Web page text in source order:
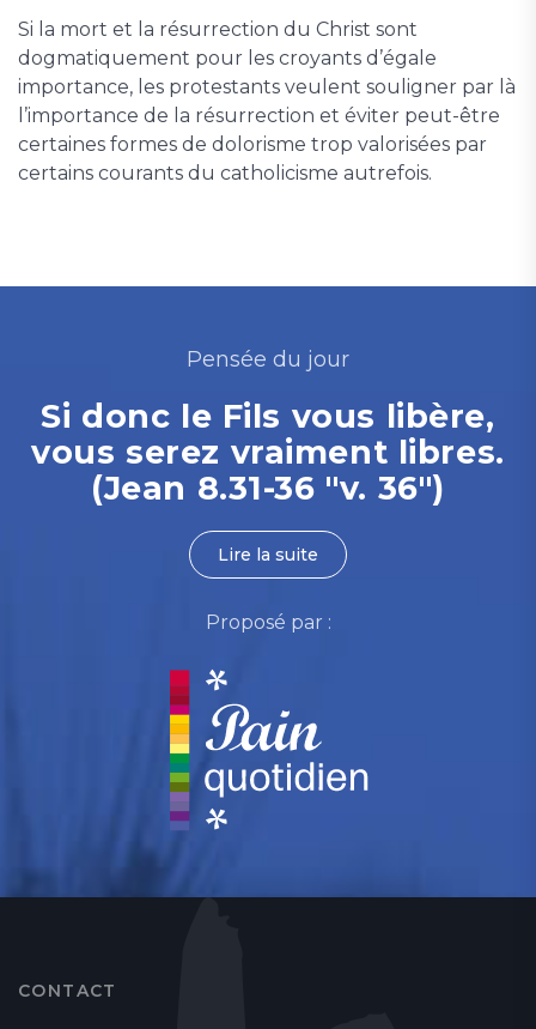
Si la mort et la résurrection du Christ sont
dogmatiquement pour les croyants d’égale
importance, les protestants veulent souligner par là
l’importance de la résurrection et éviter peut-être
certaines formes de dolorisme trop valorisées par
certains courants du catholicisme autrefois.
Pensée du jour
Si donc le Fils vous libère,
vous serez vraiment libres.
(Jean 8.31-36 "v. 36")
Lire la suite
Proposé par :
CONTACT